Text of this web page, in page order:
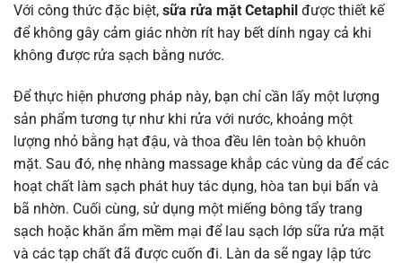
Với công thức đặc biệt, sữa rửa mặt Cetaphil được thiết kế
để không gây cảm giác nhờn rít hay bết dính ngay cả khi
không được rửa sạch bằng nước.
Để thực hiện phương pháp này, bạn chỉ cần lấy một lượng
sản phẩm tương tự như khi rửa với nước, khoảng một
lượng nhỏ bằng hạt đậu, và thoa đều lên toàn bộ khuôn
mặt. Sau đó, nhẹ nhàng massage khắp các vùng da để các
hoạt chất làm sạch phát huy tác dụng, hòa tan bụi bẩn và
bã nhờn. Cuối cùng, sử dụng một miếng bông tẩy trang
sạch hoặc khăn ẩm mềm mại để lau sạch lớp sữa rửa mặt
và các tạp chất đã được cuốn đi. Làn da sẽ ngay lập tức